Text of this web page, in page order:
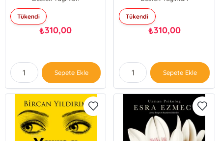
Tükendi
₺310,00
Sepete Ekle
Tükendi
₺310,00
Sepete Ekle